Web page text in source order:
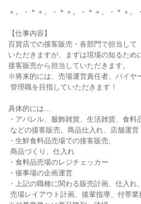
＋。・＊＋。・＊＋。・＊＋。・＊＋。
【仕事内容】
百貨店での接客販売・各部門で担当して
いただきますが、まずは現場の知るため
接客販売から担当していただきます。
※将来的には、売場運営責任者、バイヤ
具体的には…
・アパレル、服飾雑貨、生活雑貨、食料
・生鮮食料品売場での接客販売、
・食料品売場のレジチェッカー
・催事場の企画運営
・上記の職種に関わる販売計画、仕入れ、